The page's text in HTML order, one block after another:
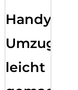
Handy
Umzug
leicht